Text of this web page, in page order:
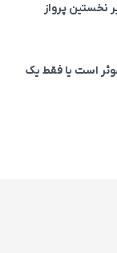
است یا فقط یک